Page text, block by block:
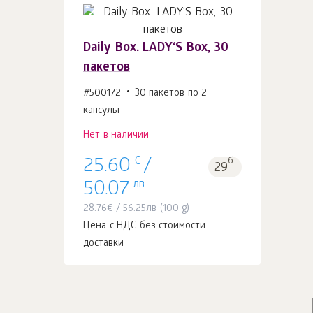
Daily Box. LADY‘S Box, 30
пакетов
#500172
30 пакетов по 2
капсулы
Нет в наличии
25.60 € /
50.07 лв
29б.
28.76€ /56.25лв (100 g)
Цена с НДС без стоимости
доставки